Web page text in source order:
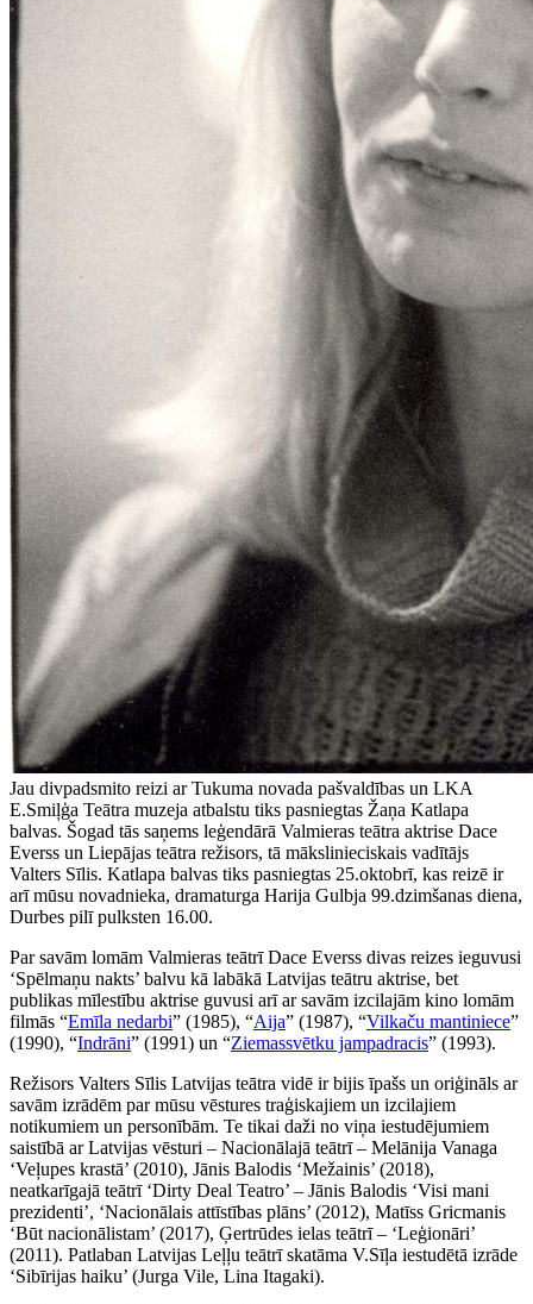
Jau divpadsmito reizi ar Tukuma novada pašvaldības un LKA
E.Smiļģa Teātra muzeja atbalstu tiks pasniegtas Žaņa Katlapa
balvas. Šogad tās saņems leģendārā Valmieras teātra aktrise Dace
Everss un Liepājas teātra režisors, tā mākslinieciskais vadītājs
Valters Sīlis. Katlapa balvas tiks pasniegtas 25.oktobrī, kas reizē ir
arī mūsu novadnieka, dramaturga Harija Gulbja 99.dzimšanas diena,
Durbes pilī pulksten 16.00.
Par savām lomām Valmieras teātrī Dace Everss divas reizes ieguvusi
‘Spēlmaņu nakts’ balvu kā labākā Latvijas teātru aktrise, bet
publikas mīlestību aktrise guvusi arī ar savām izcilajām kino lomām
filmās “Emīla nedarbi” (1985), “Aija” (1987), “Vilkaču mantiniece”
(1990), “Indrāni” (1991) un “Ziemassvētku jampadracis” (1993).
Režisors Valters Sīlis Latvijas teātra vidē ir bijis īpašs un oriģināls ar
savām izrādēm par mūsu vēstures traģiskajiem un izcilajiem
notikumiem un personībām. Te tikai daži no viņa iestudējumiem
saistībā ar Latvijas vēsturi – Nacionālajā teātrī – Melānija Vanaga
‘Veļupes krastā’ (2010), Jānis Balodis ‘Mežainis’ (2018),
neatkarīgajā teātrī ‘Dirty Deal Teatro’ – Jānis Balodis ‘Visi mani
prezidenti’, ‘Nacionālais attīstības plāns’ (2012), Matīss Gricmanis
‘Būt nacionālistam’ (2017), Ģertrūdes ielas teātrī – ‘Leģionāri’
(2011). Patlaban Latvijas Leļļu teātrī skatāma V.Sīļa iestudētā izrāde
‘Sibīrijas haiku’ (Jurga Vile, Lina Itagaki).